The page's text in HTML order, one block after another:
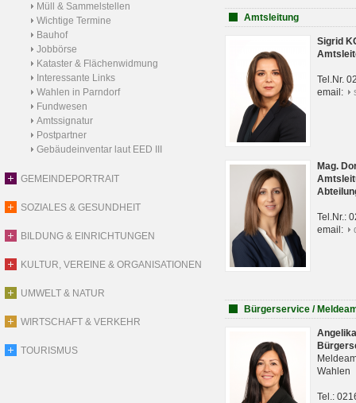
Müll & Sammelstellen
Wichtige Termine
Bauhof
Jobbörse
Kataster & Flächenwidmung
Interessante Links
Wahlen in Parndorf
Fundwesen
Amtssignatur
Postpartner
Gebäudeinventar laut EED III
GEMEINDEPORTRAIT
SOZIALES & GESUNDHEIT
BILDUNG & EINRICHTUNGEN
KULTUR, VEREINE & ORGANISATIONEN
UMWELT & NATUR
WIRTSCHAFT & VERKEHR
TOURISMUS
Amtsleitung
Sigrid
Tel.Nr.
email:
Mag.
Tel.Nr.:
email:
Bürgerservice /
Wahlen
Tel.: